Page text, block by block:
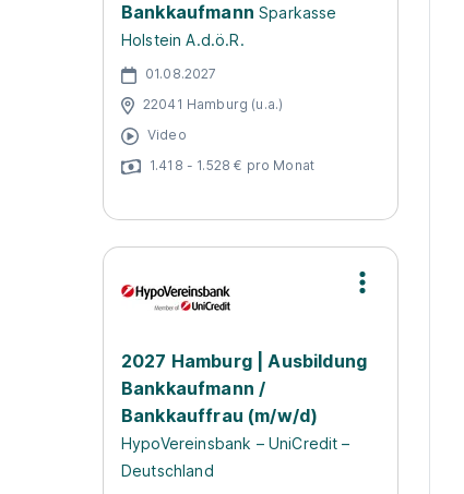
Bankkaufmann Sparkasse
Holstein A.d.ö.R.
01.08.2027
22041 Hamburg (u.a.)
Video
1.418 - 1.528 € pro Monat
2027 Hamburg | Ausbildung
Bankkaufmann /
Bankkauffrau (m/w/d)
HypoVereinsbank – UniCredit –
Deutschland